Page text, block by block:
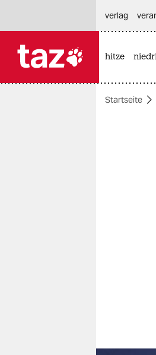
themen
verlag
verlag
hitze
Startseite